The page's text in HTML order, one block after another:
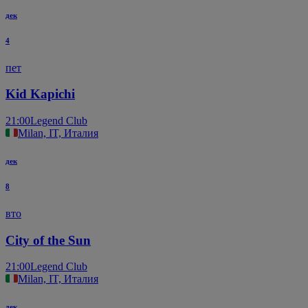
дек
4
пет
Kid Kapichi
21:00Legend Club
Milan, IT, Италия
дек
8
вто
City of the Sun
21:00Legend Club
Milan, IT, Италия